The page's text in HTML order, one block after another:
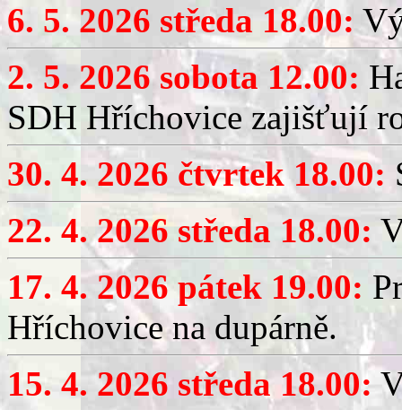
6. 5. 2026 středa 18.00:
2. 5. 2026 sobota 12.00:
SDH Hříchovice zajišťují
30. 4. 2026 čtvrtek 18.00:
22. 4. 2026 středa 18.00:
17. 4. 2026 pátek 19.00:
Hříchovice na dupárně.
15. 4. 2026 středa 18.00: